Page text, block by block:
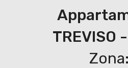
TREVISO